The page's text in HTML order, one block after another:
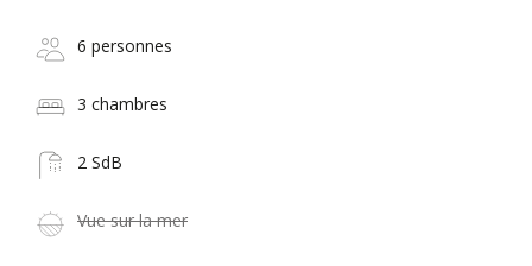
6 personnes
3 chambres
2 SdB
Vue sur la mer